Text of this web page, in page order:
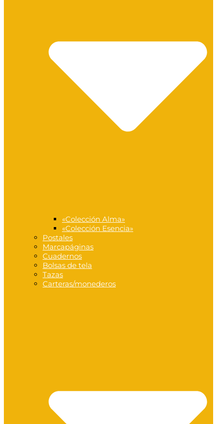
«Colección Alma»
«Colección Esencia»
Postales
Marcapáginas
Cuadernos
Bolsas de tela
Tazas
Carteras/monederos